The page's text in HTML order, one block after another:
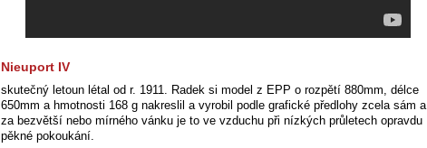
Nieuport IV
skutečný letoun létal od r. 1911. Radek si model z EPP o rozpětí 880mm, délce
650mm a hmotnosti 168 g nakreslil a vyrobil podle grafické předlohy zcela sám a
za bezvětší nebo mírného vánku je to ve vzduchu při nízkých průletech opravdu
pěkné pokoukání.